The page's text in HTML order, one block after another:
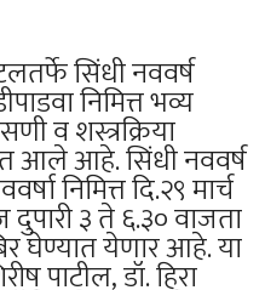
सिंधी नववर्ष
निमित्त भव्य
व शस्त्रक्रिया
आले आहे. सिंधी नववर्ष
निमित्त दि.२९ मार्च
दुपारी ३ ते ६.३० वाजता
घेण्यात येणार आहे. या
पाटील, डॉ. हिरा